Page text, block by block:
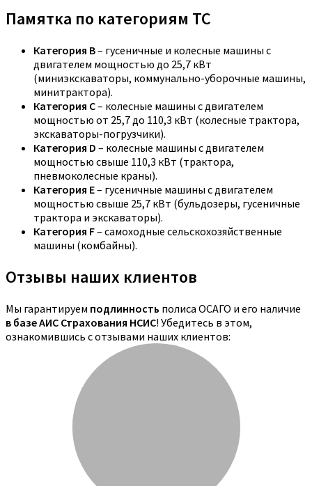
Памятка по категориям ТС
Категория B– гусеничные и колесные машины с
двигателем мощностью до 25,7 кВт
(миниэкскаваторы, коммунально-уборочные машины,
минитрактора).
Категория C– колесные машины с двигателем
мощностью от 25,7 до 110,3 кВт (колесные трактора,
экскаваторы-погрузчики).
Категория D – колесные машины с двигателем
мощностью свыше 110,3 кВт (трактора,
пневмоколесные краны).
Категория E– гусеничные машины с двигателем
мощностью свыше 25,7 кВт (бульдозеры, гусеничные
трактора и экскаваторы).
Категория F– самоходные сельскохозяйственные
машины (комбайны).
Отзывы наших клиентов
Мы гарантируем подлинность полиса ОСАГО и его наличие
в базе АИС Страхования НСИС! Убедитесь в этом,
ознакомившись с отзывами наших клиентов: